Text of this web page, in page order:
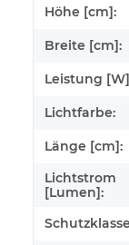
Wert
Höhe [cm]:
Breite [cm]:
Leistung
Lichtfarbe:
Länge [cm]:
Lichtstrom
[Lumen]: